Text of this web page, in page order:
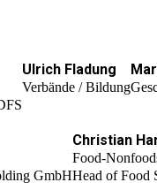
Ulrich Fladung
Verbände / Bildung
GmbH
Christian
Food-
Head of Food